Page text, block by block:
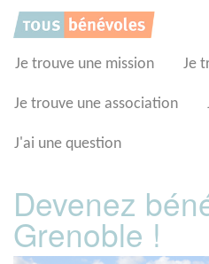
Je trouve une mission Je
Je trouve une association
J'ai une question
Devenez
Grenoble !
Panneau de gestion des cookies